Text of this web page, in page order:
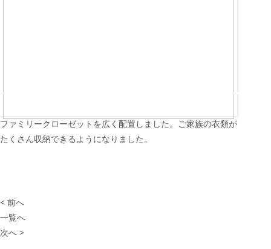
ファミリークローゼットを広く配置しました。ご家族の衣類が
たくさん収納できるようになりました。
< 前へ
一覧へ
次へ >